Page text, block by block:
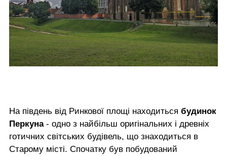
На південь від Ринкової площі находиться будинок
Перкуна - одно з найбільш оригінальних і древніх
готичних світських будівель, що знаходиться в
Старому місті. Спочатку був побудований